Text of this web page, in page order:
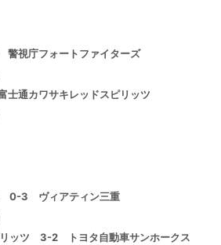
視庁フォートファイターズ
通カワサキレッドスピリッツ
0-3 ヴィアティン三重
リッツ 3-2 トヨタ自動車サンホークス